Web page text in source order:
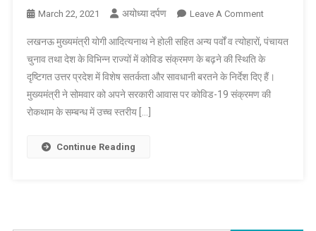
March 22, 2021 अयोध्या दर्पण Leave A CommentOn
से
8
तक
के
लखनऊ मुख्यमंत्री योगी आदित्यनाथ ने होली सहित अन्य पर्वों व त्योहारों, पंचायत
चुनाव तथा देश के विभिन्न राज्यों में कोविड संक्रमण के बढ़ने की स्थिति के
दृष्टिगत उत्तर प्रदेश में विशेष सतर्कता और सावधानी बरतने के निर्देश दिए हैं।
मुख्यमंत्री ने सोमवार को अपने सरकारी आवास पर कोविड-19 संक्रमण की
रोकथाम के सम्बन्ध में उच्च स्तरीय […]
Continue Reading